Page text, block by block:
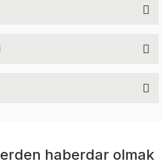
haberdar olmak